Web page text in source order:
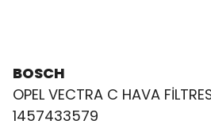
BOSCH
OPEL VECTRA C HAVA
1457433579